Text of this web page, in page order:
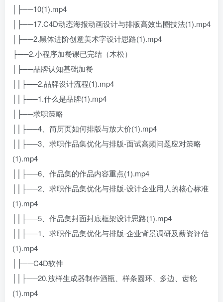
│├──10(1).mp4
│├──17.C4D动态海报动画设计与排版高效出圈技法(1).mp4
│├──2.黑体进阶创意美术字设计思路(1).mp4
├──2.小程序加餐课已完结（木松）
│├──品牌认知基础加餐
││├──2.品牌设计流程(1).mp4
││├──1.什么是品牌(1).mp4
│├──求职策略
││├──4、简历页如何排版与放大价(1).mp4
││├──3、求职作品集优化与排版-面试高频问题应对策略
(1).mp4
││├──6、作品集的作品内容重点(1).mp4
││├──2、求职作品集优化与排版-设计企业用人的核心标准
(1).mp4
││├──5、作品集封面封底框架设计思路(1).mp4
││├──1、求职作品集优化与排版-企业背景调研及薪资评估
(1).mp4
│├──C4D软件
││├──20.放样生成器制作酒瓶、样条圆环、多边、齿轮
(1).mp4